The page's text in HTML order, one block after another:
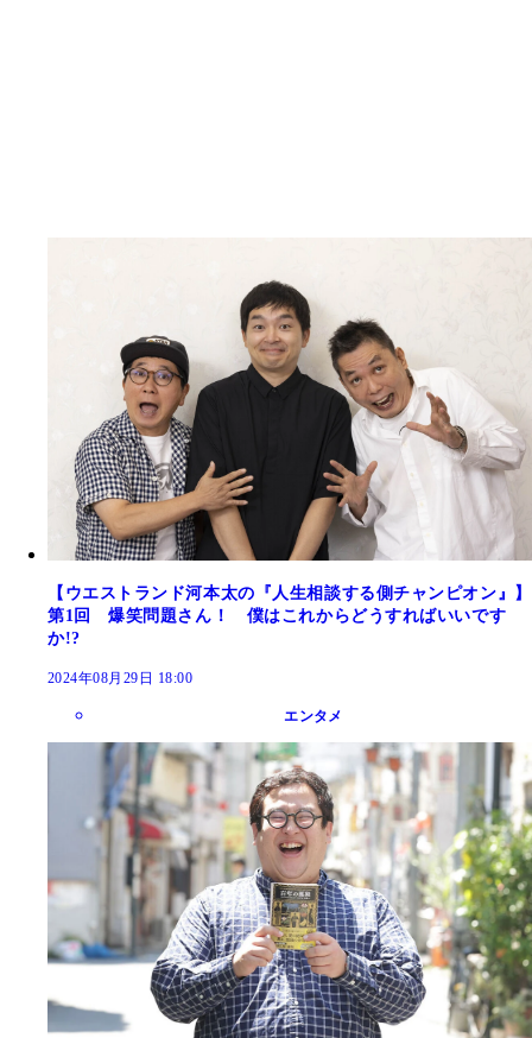
【ウエストランド河本太の『人生相談する側チャンピオン』】
第1回 爆笑問題さん！ 僕はこれからどうすればいいです
か!?
2024年08月29日 18:00
エンタメ